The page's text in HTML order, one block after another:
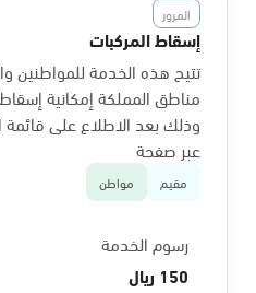
المرور
إسقاط المركبات
تتيح هذه الخدمة للمواطنين
مناطق المملكة إمكانية إسقاط
وذلك بعد الاطلاع على قائمة
عبر صفحة
مقيم مواطن
رسوم الخدمة
150 ريال